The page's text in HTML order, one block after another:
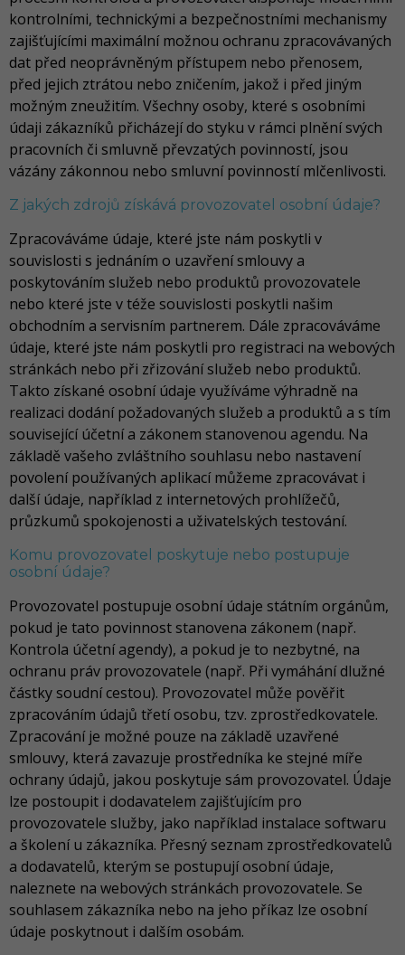
kontrolními, technickými a bezpečnostními mechanismy
zajišťujícími maximální možnou ochranu zpracovávaných
dat před neoprávněným přístupem nebo přenosem,
před jejich ztrátou nebo zničením, jakož i před jiným
možným zneužitím. Všechny osoby, které s osobními
údaji zákazníků přicházejí do styku v rámci plnění svých
pracovních či smluvně převzatých povinností, jsou
vázány zákonnou nebo smluvní povinností mlčenlivosti.
Z jakých zdrojů získává provozovatel osobní údaje?
Zpracováváme údaje, které jste nám poskytli v
souvislosti s jednáním o uzavření smlouvy a
poskytováním služeb nebo produktů provozovatele
nebo které jste v téže souvislosti poskytli našim
obchodním a servisním partnerem. Dále zpracováváme
údaje, které jste nám poskytli pro registraci na webových
stránkách nebo při zřizování služeb nebo produktů.
Takto získané osobní údaje využíváme výhradně na
realizaci dodání požadovaných služeb a produktů a s tím
související účetní a zákonem stanovenou agendu. Na
základě vašeho zvláštního souhlasu nebo nastavení
povolení používaných aplikací můžeme zpracovávat i
další údaje, například z internetových prohlížečů,
průzkumů spokojenosti a uživatelských testování.
Komu provozovatel poskytuje nebo postupuje
osobní údaje?
Provozovatel postupuje osobní údaje státním orgánům,
pokud je tato povinnost stanovena zákonem (např.
Kontrola účetní agendy), a pokud je to nezbytné, na
ochranu práv provozovatele (např. Při vymáhání dlužné
částky soudní cestou). Provozovatel může pověřit
zpracováním údajů třetí osobu, tzv. zprostředkovatele.
Zpracování je možné pouze na základě uzavřené
smlouvy, která zavazuje prostředníka ke stejné míře
ochrany údajů, jakou poskytuje sám provozovatel. Údaje
lze postoupit i dodavatelem zajišťujícím pro
provozovatele služby, jako například instalace softwaru
a školení u zákazníka. Přesný seznam zprostředkovatelů
a dodavatelů, kterým se postupují osobní údaje,
naleznete na webových stránkách provozovatele. Se
souhlasem zákazníka nebo na jeho příkaz lze osobní
údaje poskytnout i dalším osobám.